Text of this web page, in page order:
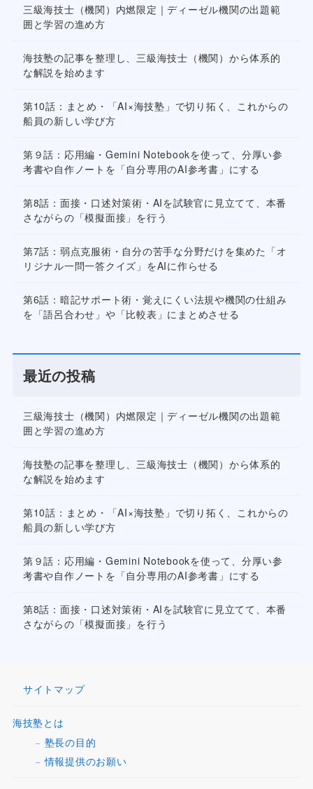
三級海技士（機関）内燃限定｜ディーゼル機関の出題範
囲と学習の進め方
海技塾の記事を整理し、三級海技士（機関）から体系的
な解説を始めます
第10話：まとめ・「AI×海技塾」で切り拓く、これからの
船員の新しい学び方
第９話：応用編・Gemini Notebookを使って、分厚い参
考書や自作ノートを「自分専用のAI参考書」にする
第8話：面接・口述対策術・AIを試験官に見立てて、本番
さながらの「模擬面接」を行う
第7話：弱点克服術・自分の苦手な分野だけを集めた「オ
リジナル一問一答クイズ」をAIに作らせる
第6話：暗記サポート術・覚えにくい法規や機関の仕組み
を「語呂合わせ」や「比較表」にまとめさせる
最近の投稿
三級海技士（機関）内燃限定｜ディーゼル機関の出題範
囲と学習の進め方
海技塾の記事を整理し、三級海技士（機関）から体系的
な解説を始めます
第10話：まとめ・「AI×海技塾」で切り拓く、これからの
船員の新しい学び方
第９話：応用編・Gemini Notebookを使って、分厚い参
考書や自作ノートを「自分専用のAI参考書」にする
第8話：面接・口述対策術・AIを試験官に見立てて、本番
さながらの「模擬面接」を行う
サイトマップ
海技塾とは
塾長の目的
情報提供のお願い